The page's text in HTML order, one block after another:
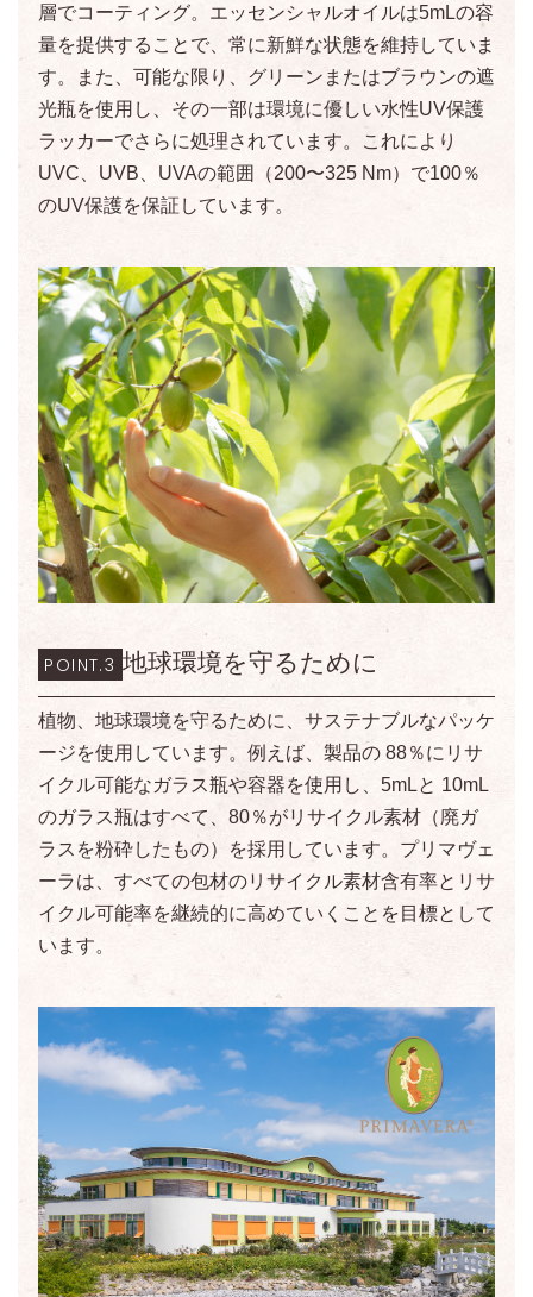
層でコーティング。エッセンシャルオイルは5mLの容
量を提供することで、常に新鮮な状態を維持していま
す。また、可能な限り、グリーンまたはブラウンの遮
光瓶を使用し、その一部は環境に優しい水性UV保護
ラッカーでさらに処理されています。これにより
UVC、UVB、UVAの範囲（200〜325 Nm）で100％
のUV保護を保証しています。
POINT.3 地球環境を守るために
植物、地球環境を守るために、サステナブルなパッケ
ージを使用しています。例えば、製品の 88％にリサ
イクル可能なガラス瓶や容器を使用し、5mLと 10mL
のガラス瓶はすべて、80％がリサイクル素材（廃ガ
ラスを粉砕したもの）を採用しています。プリマヴェ
ーラは、すべての包材のリサイクル素材含有率とリサ
イクル可能率を継続的に高めていくことを目標として
います。